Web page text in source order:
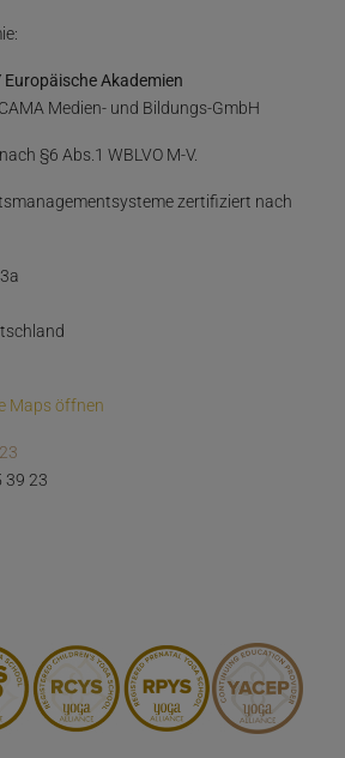
Europäische Akademien
Medien- und Bildungs-GmbH
§6 Abs.1 WBLVO M-V.
zertifiziert nach
Maps öffnen
39 23